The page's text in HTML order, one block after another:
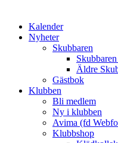
Kalender
Nyheter
Skubbaren
Äldre
Gästbok
Klubben
Bli medlem
Ny i klubben
Avima (fd
Klubbshop